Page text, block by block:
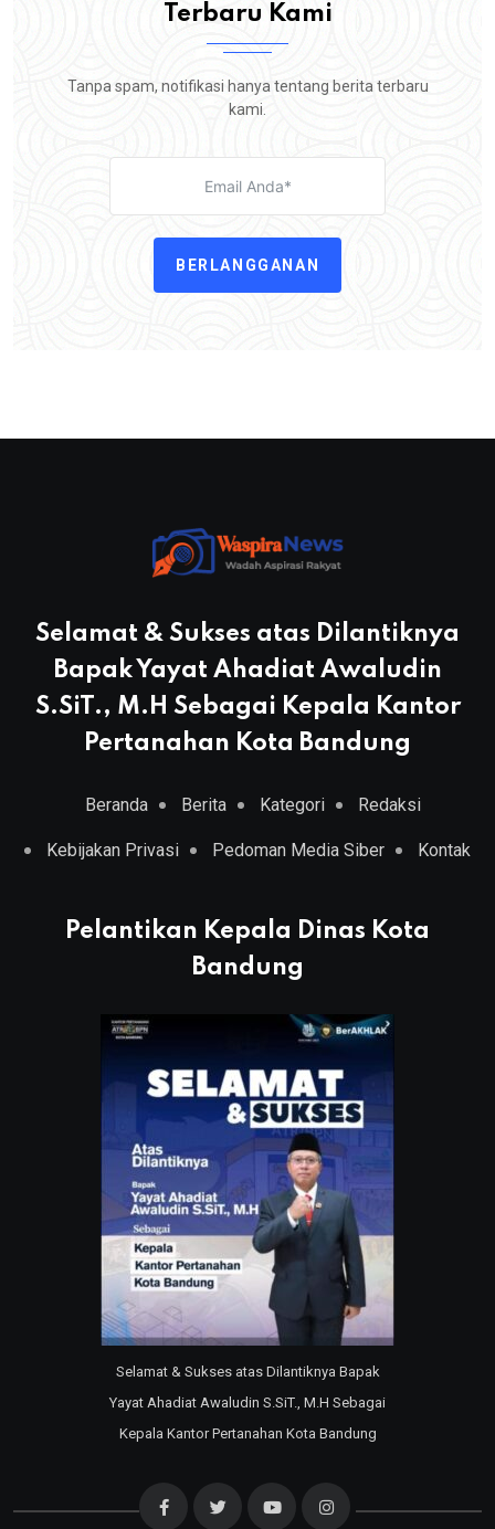
Terbaru Kami
Tanpa spam, notifikasi hanya tentang berita terbaru
kami.
BERLANGGANAN
Selamat & Sukses atas Dilantiknya
Bapak Yayat Ahadiat Awaludin
S.SiT., M.H Sebagai Kepala Kantor
Pertanahan Kota Bandung
Beranda Berita Kategori Redaksi
Kebijakan Privasi Pedoman Media Siber Kontak
Pelantikan Kepala Dinas Kota
Bandung
Selamat & Sukses atas Dilantiknya Bapak
Yayat Ahadiat Awaludin S.SiT., M.H Sebagai
Kepala Kantor Pertanahan Kota Bandung